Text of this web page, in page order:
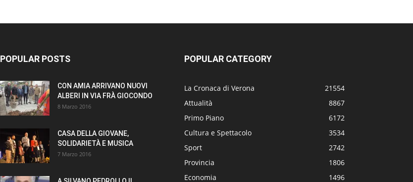
POPULAR POSTS
CON AMIA ARRIVANO NUOVI
ALBERI IN VIA FRÀ GIOCONDO
8 Marzo 2016
CASA DELLA GIOVANE,
SOLIDARIETÀ E MUSICA
7 Marzo 2016
POPULAR CATEGORY
La Cronaca di Verona
21554
Attualità
8867
Primo Piano
6172
Cultura e Spettacolo
3534
Sport
2742
Provincia
1806
Economia
1496